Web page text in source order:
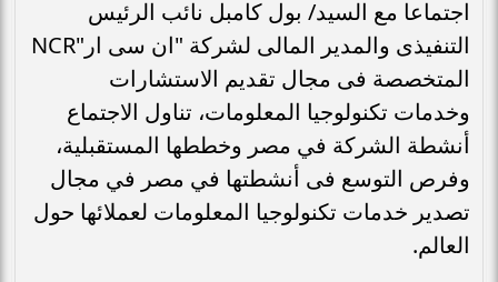
اجتماعا مع السيد/ بول كامبل نائب الرئيس
التنفيذى والمدير المالى لشركة "ان سى ار"NCR
المتخصصة فى مجال تقديم الاستشارات
وخدمات تكنولوجيا المعلومات، تناول الاجتماع
أنشطة الشركة في مصر وخططها المستقبلية،
وفرص التوسع فى أنشطتها في مصر في مجال
تصدير خدمات تكنولوجيا المعلومات لعملائها حول
العالم.